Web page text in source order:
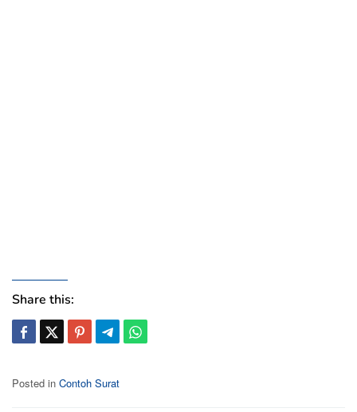
Share this:
Posted in Contoh Surat